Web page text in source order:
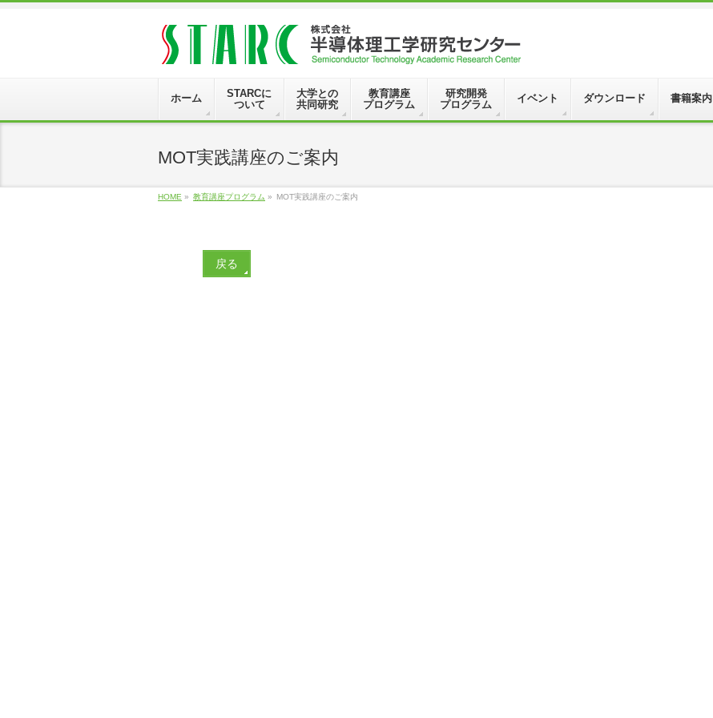
ホーム
STARCに
ついて
大学との
共同研究
教育講座
プログラム
研究開発
プログラム
イベント ダウンロード 書籍案内
MOT実践講座のご案内
HOME » 教育講座プログラム » MOT実践講座のご案内